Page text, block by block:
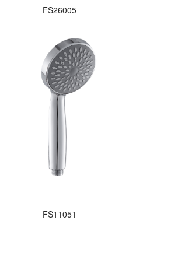
FS26005
FS11051